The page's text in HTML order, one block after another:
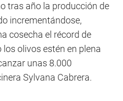
tras año la producción de
incrementándose,
cosecha el récord de
olivos estén en plena
unas 8.000
Sylvana Cabrera.